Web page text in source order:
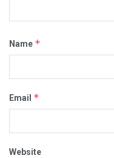
Name *
Email *
Website